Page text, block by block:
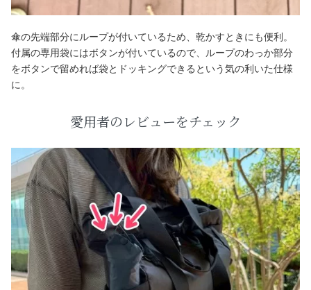
傘の先端部分にループが付いているため、乾かすときにも便利。
付属の専用袋にはボタンが付いているので、ループのわっか部分
をボタンで留めれば袋とドッキングできるという気の利いた仕様
に。
愛用者のレビューをチェック